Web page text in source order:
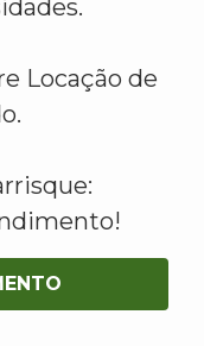
Locação de